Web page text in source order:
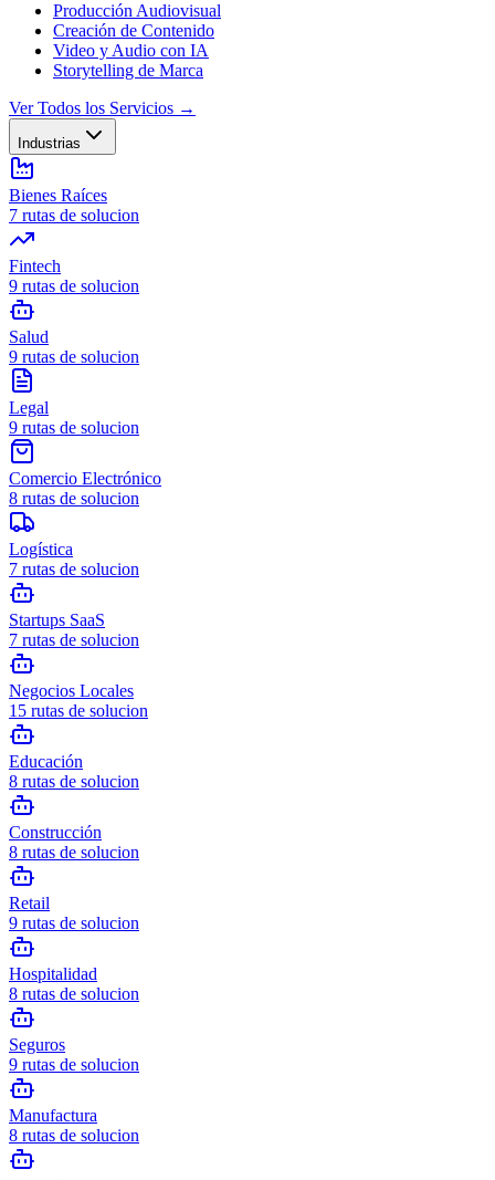
Producción Audiovisual
Creación de Contenido
Video y Audio con IA
Storytelling de Marca
Ver Todos los Servicios →
Industrias
Bienes Raíces
7 rutas de solucion
Fintech
9 rutas de solucion
Salud
9 rutas de solucion
Legal
9 rutas de solucion
Comercio Electrónico
8 rutas de solucion
Logística
7 rutas de solucion
Startups SaaS
7 rutas de solucion
Negocios Locales
15 rutas de solucion
Educación
8 rutas de solucion
Construcción
8 rutas de solucion
Retail
9 rutas de solucion
Hospitalidad
8 rutas de solucion
Seguros
9 rutas de solucion
Manufactura
8 rutas de solucion